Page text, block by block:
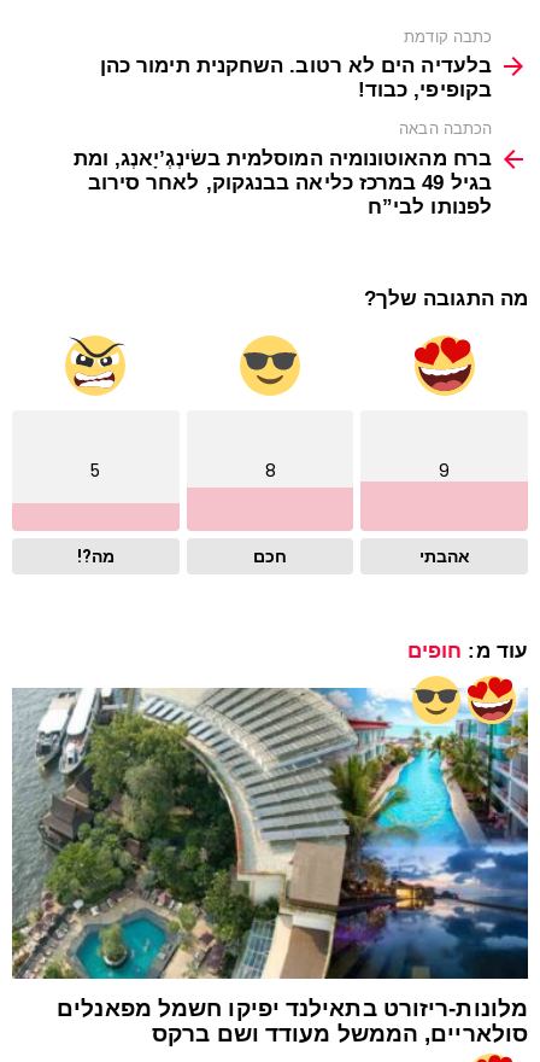
more
כתבה קודמת
בלעדיה הים לא רטוב. השחקנית תימור כהן
בקופיפי, כבוד!
הכתבה הבאה
ברח מהאוטונומיה המוסלמית בשׂינְגְ’יָאנְג, ומת
בגיל 49 במרכז כליאה בבנגקוק, לאחר סירוב
לפנותו לבי”ח
מה התגובה שלך?
9
אהבתי
8
חכם
5
מה?!
עוד מ: חופים
מלונות-ריזורט בתאילנד יפיקו חשמל מפאנלים
סולאריים, הממשל מעודד ושם ברקס